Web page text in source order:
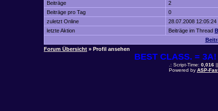
Beiträge
2
Beiträge pro Tag
0
zuletzt Online
28.07.2008 12:05:24
letzte Aktion
Beiträge im Thread
Forum Übersicht » Profil ansehen
BEST CLASS. =
.: Script-Time: 0,016||
Powered by ASP-